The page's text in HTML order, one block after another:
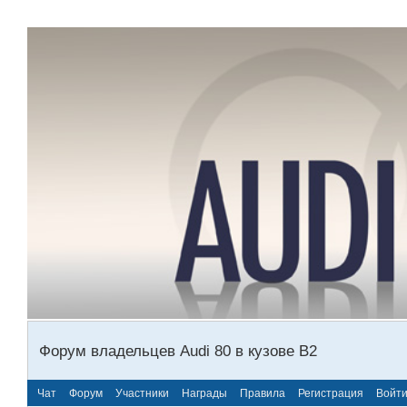
Форум владельцев Audi 80 в кузове В2
Чат Форум Участники Награды Правила Регистрация Войти